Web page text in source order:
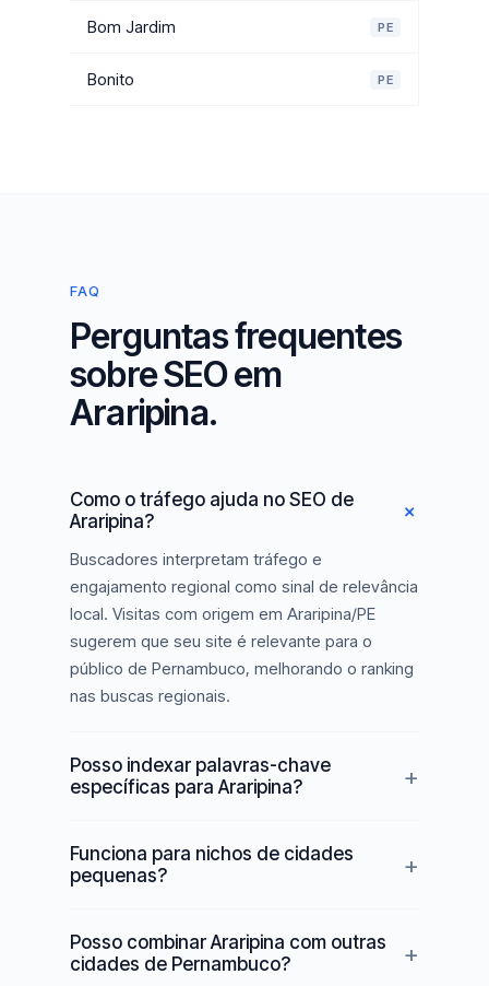
Bom Jardim PE
Bonito PE
FAQ
Perguntas frequentes
sobre SEO em
Araripina.
Como o tráfego ajuda no SEO de
Araripina?
Buscadores interpretam tráfego e
engajamento regional como sinal de relevância
local. Visitas com origem em Araripina/PE
sugerem que seu site é relevante para o
público de Pernambuco, melhorando o ranking
nas buscas regionais.
Posso indexar palavras-chave
específicas para Araripina?
Funciona para nichos de cidades
pequenas?
Posso combinar Araripina com outras
cidades de Pernambuco?